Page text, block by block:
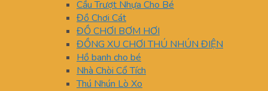
Cầu Trượt Nhựa Cho Bé
Đồ Chơi Cát
ĐỒ CHƠI BƠM HƠI
ĐỒNG XU CHƠI THÚ NHÚN ĐIỆN
Hồ banh cho bé
Nhà Chòi Cổ Tích
Thú Nhún Lò Xo